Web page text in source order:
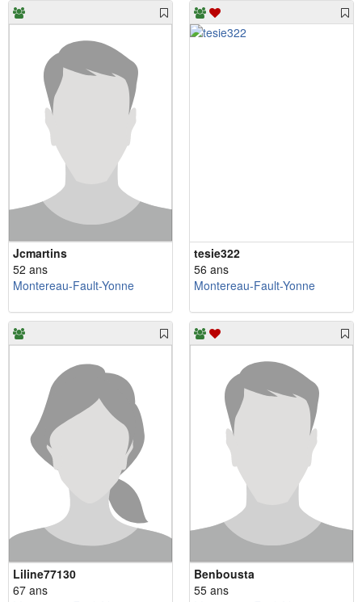
Jcmartins
52 ans
Montereau-Fault-Yonne
tesie322
56 ans
Montereau-Fault-Yonne
Liline77130
67 ans
Benbousta
55 ans